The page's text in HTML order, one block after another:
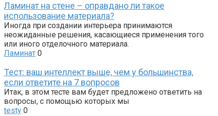
Ламинат на стене – оправдано ли такое
использование материала?
Иногда при создании интерьера принимаются
неожиданные решения, касающиеся применения того
или иного отделочного материала.
Ламинат 0
Тест: ваш интеллект выше, чем у большинства,
если ответите на 7 вопросов
Итак, в этом тесте вам будет предложено ответить на
вопросы, с помощью которых мы
testy 0